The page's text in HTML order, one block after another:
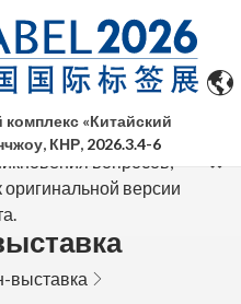
Translate носит
характер и может быть
вопросов,
оригинальной версии
«Китайский
КНР, 2026.3.4-6
выставка